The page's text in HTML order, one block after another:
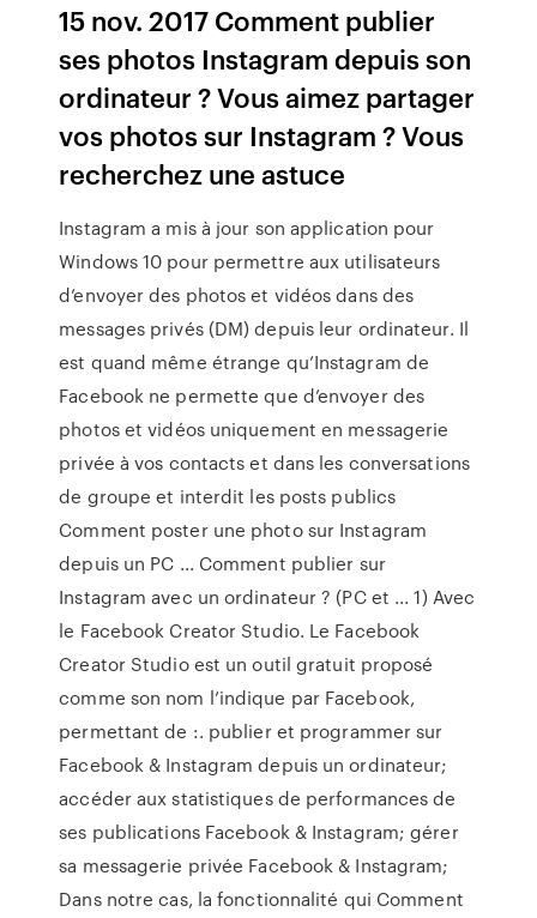
15 nov. 2017 Comment publier
ses photos Instagram depuis son
ordinateur ? Vous aimez partager
vos photos sur Instagram ? Vous
recherchez une astuce
Instagram a mis à jour son application pour
Windows 10 pour permettre aux utilisateurs
d’envoyer des photos et vidéos dans des
messages privés (DM) depuis leur ordinateur. Il
est quand même étrange qu’Instagram de
Facebook ne permette que d’envoyer des
photos et vidéos uniquement en messagerie
privée à vos contacts et dans les conversations
de groupe et interdit les posts publics
Comment poster une photo sur Instagram
depuis un PC ... Comment publier sur
Instagram avec un ordinateur ? (PC et ... 1) Avec
le Facebook Creator Studio. Le Facebook
Creator Studio est un outil gratuit proposé
comme son nom l’indique par Facebook,
permettant de :. publier et programmer sur
Facebook & Instagram depuis un ordinateur;
accéder aux statistiques de performances de
ses publications Facebook & Instagram; gérer
sa messagerie privée Facebook & Instagram;
Dans notre cas, la fonctionnalité qui Comment